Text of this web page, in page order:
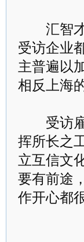
汇智才
受访企业
主普遍以
相反上海
受访雇
挥所长之
立互信文
要有前途
作开心都